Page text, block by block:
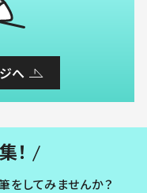
へ
！
をしてみませんか？